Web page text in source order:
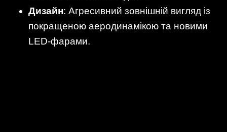
Дизайн: Агресивний зовнішній вигляд із
покращеною аеродинамікою та новими
LED-фарами.